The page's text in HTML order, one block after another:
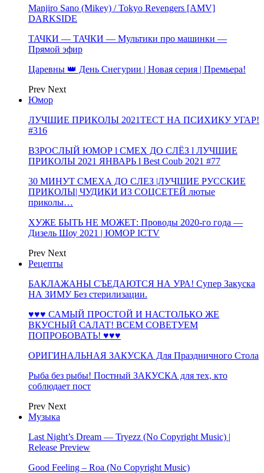
Manjiro Sano (Mikey) / Tokyo Revengers [AMV]
DARKSIDE
ТАЧКИ — ТАЧКИ — Мультики про машинки —
Прямой эфир
Царевны 👑 День Снегурии | Новая серия | Премьера!
Prev Next
Юмор
ЛУЧШИЕ ПРИКОЛЫ 2021ТЕСТ НА ПСИХИКУ УГАР!
#316
ВЗРОСЛЫЙ ЮМОР l СМЕХ ДО СЛЁЗ l ЛУЧШИЕ
ПРИКОЛЫ 2021 ЯНВАРЬ l Best Coub 2021 #77
30 МИНУТ СМЕХА ДО СЛЕЗ |ЛУЧШИЕ РУССКИЕ
ПРИКОЛЫ| ЧУДИКИ ИЗ СОЦСЕТЕЙ лютые
приколы…
ХУЖЕ БЫТЬ НЕ МОЖЕТ: Проводы 2020-го года —
Дизель Шоу 2021 | ЮМОР ICTV
Prev Next
Рецепты
БАКЛАЖАНЫ СЪЕДАЮТСЯ НА УРА! Супер Закуска
НА ЗИМУ Без стерилизации.
♥♥♥ САМЫЙ ПРОСТОЙ И НАСТОЛЬКО ЖЕ
ВКУСНЫЙ САЛАТ! ВСЕМ СОВЕТУЕМ
ПОПРОБОВАТЬ! ♥♥♥
ОРИГИНАЛЬНАЯ ЗАКУСКА Для Праздничного Стола
Рыба без рыбы! Постный ЗАКУСКА для тех, кто
соблюдает пост
Prev Next
Музыка
Last Night’s Dream — Tryezz (No Copyright Music) |
Release Preview
Good Feeling – Roa (No Copyright Music)